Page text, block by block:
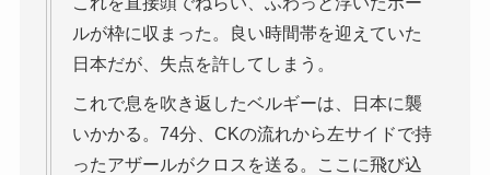
ルが枠に収まった。良い時間帯を迎えていた
日本だが、失点を許してしまう。
これで息を吹き返したベルギーは、日本に襲
いかかる。74分、CKの流れから左サイドで持
ったアザールがクロスを送る。ここに飛び込